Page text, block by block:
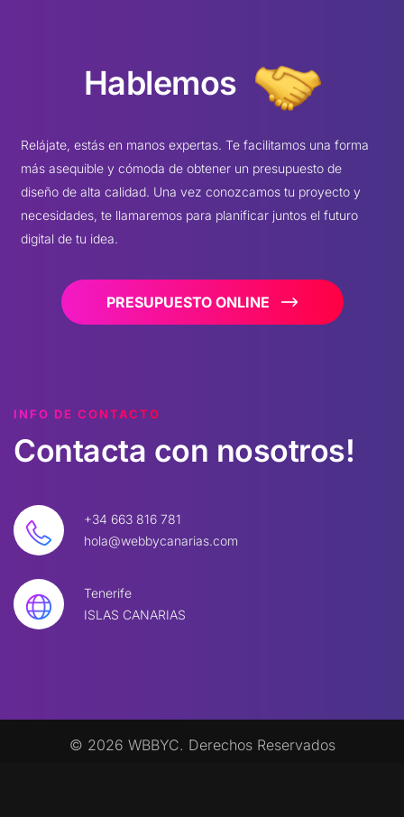
Hablemos
Relájate, estás en manos expertas. Te facilitamos una forma
más asequible y cómoda de obtener un presupuesto de
diseño de alta calidad. Una vez conozcamos tu proyecto y
necesidades, te llamaremos para planificar juntos el futuro
digital de tu idea.
PRESUPUESTO ONLINE
INFO DE CONTACTO
Contacta con nosotros!
+34 663 816 781
hola@webbycanarias.com
Tenerife
ISLAS CANARIAS
© 2026 WBBYC. Derechos Reservados